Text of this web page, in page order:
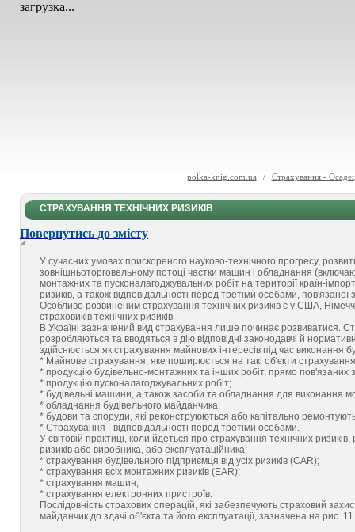
загрузка...
polka-knig.com.ua / Страхування -
СТРАХУВАННЯ ТЕХНІЧНИХ РИЗИКІВ
Повернутись до змісту
У сучасних умовах прискореного науково-технічного прогресу,
зовнішньоторговельному потоці частки машин і обладнання
монтажних та пусконалагоджувальних робіт на території країн-
ризиків, а також відповідальності перед третіми особами,
Особливо розвиненим страхування технічних ризиків є у США,
страховиків технічних ризиків.
В Україні зазначений вид страхування лише починає розвиватися.
розробляються та вводяться в дію відповідні законодавчі й
здійснюється як страхування майнових інтересів під час виконання
* Майнове страхування, яке поширюється на такі об'єкти
* продукцію будівельно-монтажних та інших робіт, прямо пов'язаних
* продукцію пусконалагоджувальних робіт;
* будівельні машини, а також засоби та обладнання для виконання
* обладнання будівельного майданчика;
* будови та споруди, які реконструюються або капітально
* Страхування - відповідальності перед третіми особами.
У світовій практиці, коли йдеться про страхування технічних
ризиків або виробника, або експлуатаційника:
* страхування будівельного підприємця від усіх ризиків (CAR);
* страхування всіх монтажних ризиків (EAR);
* страхування машин;
* страхування електронних пристроїв.
Послідовність страхових операцій, які забезпечують страховий
майданчик до здачі об'єкта та його експлуатації, зазначена на рис.